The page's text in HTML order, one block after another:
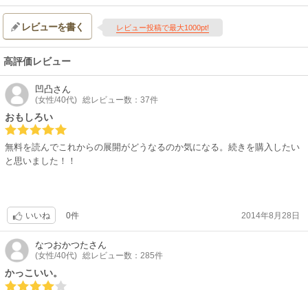
レビューを書く レビュー投稿で最大1000pt!
高評価レビュー
凹凸さん
(女性/40代) 総レビュー数：37件
おもしろい
無料を読んでこれからの展開がどうなるのか気になる。続きを購入したい
と思いました！！
いいね 0件 2014年8月28日
なつおかつたさん
(女性/40代) 総レビュー数：285件
かっこいい。